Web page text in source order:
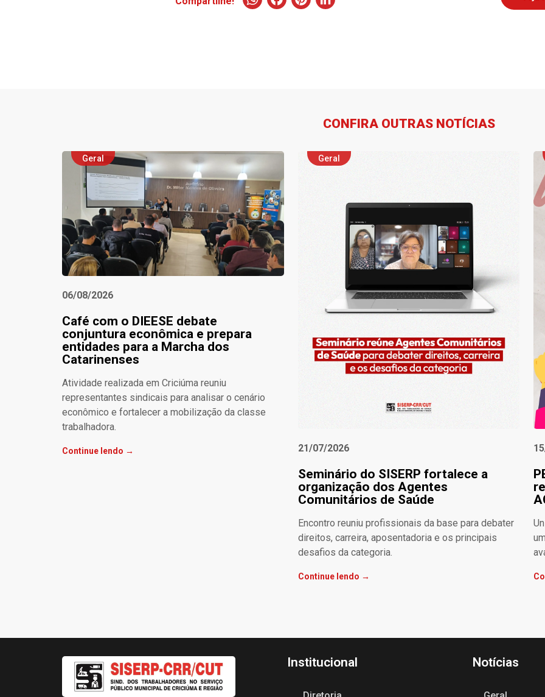
CONFIRA OUTRAS NOTÍCIAS
Geral
06/08/2026
Café com o DIEESE debate
conjuntura econômica e prepara
entidades para a Marcha dos
Catarinenses
Atividade realizada em Criciúma reuniu
representantes sindicais para analisar o cenário
econômico e fortalecer a mobilização da classe
trabalhadora.
Continue lendo →
Geral
21/07/2026
Seminário do SISERP fortalece a
organização dos Agentes
Comunitários de Saúde
Encontro reuniu profissionais da base para debater
direitos, carreira, aposentadoria e os principais
desafios da categoria.
Continue lendo →
Institucional Notícias